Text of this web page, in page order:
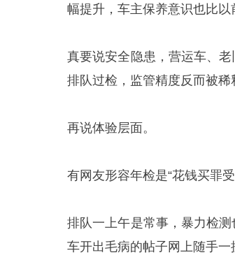
幅提升，车主保养意识也比以
真要说安全隐患，营运车、
排队过检，监管精度反而被稀
再说体验层面。
有网友形容年检是“花钱买罪受
排队一上午是常事，暴力检
车开出毛病的帖子网上随手一